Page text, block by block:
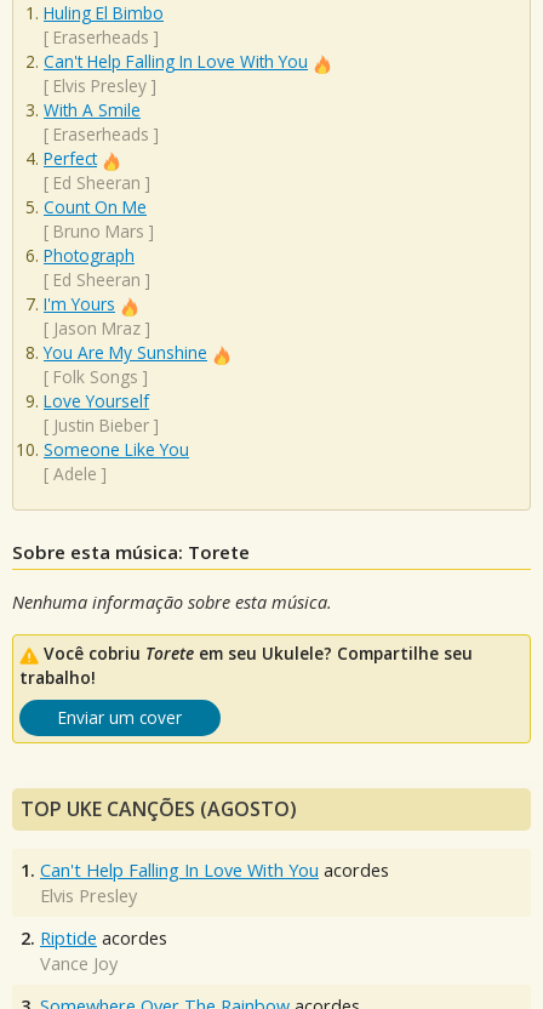
Huling El Bimbo
[ Eraserheads ]
Can't Help Falling In Love With You
[ Elvis Presley ]
With A Smile
[ Eraserheads ]
Perfect
[ Ed Sheeran ]
Count On Me
[ Bruno Mars ]
Photograph
[ Ed Sheeran ]
I'm Yours
[ Jason Mraz ]
You Are My Sunshine
[ Folk Songs ]
Love Yourself
[ Justin Bieber ]
Someone Like You
[ Adele ]
Sobre esta música: Torete
Nenhuma informação sobre esta música.
Você cobriu Torete em seu Ukulele? Compartilhe seu
trabalho!
Enviar um cover
TOP UKE CANÇÕES (AGOSTO)
1. Can't Help Falling In Love With You acordes
Elvis Presley
2. Riptide acordes
Vance Joy